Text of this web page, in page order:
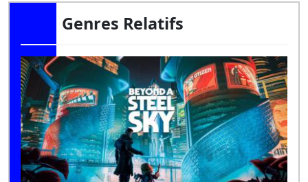
Genres Relatifs